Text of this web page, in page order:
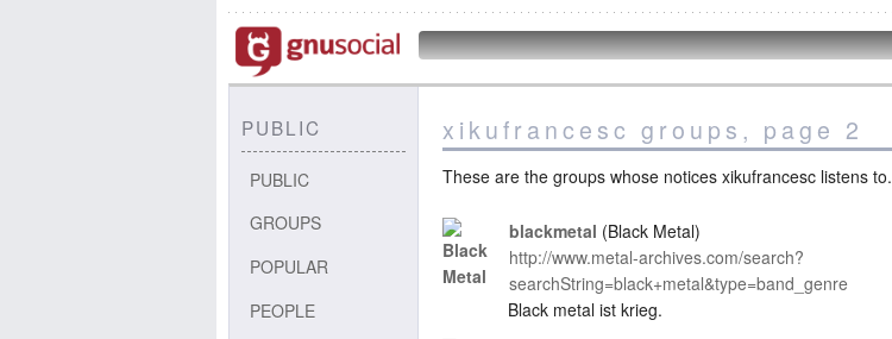
PUBLIC
PUBLIC
GROUPS
POPULAR
PEOPLE
xikufrancesc groups, page 2
These are the groups whose notices xikufrancesc listens to.
blackmetal Black Metal
http://www.metal-archives.com/search?
searchString=black+metal&type=band_genre
Black metal ist krieg.